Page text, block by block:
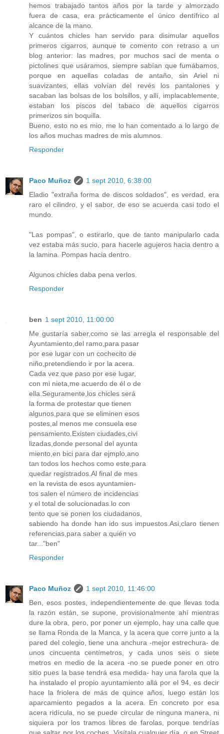
hemos trabajado tantos años por la tarde y almorzado
fuera de casa, era prácticamente el único dentífrico al
alcance de la mano.
Y cuántos chicles han servido para disimular aquellos
primeros cigarros, aunque te comento con retraso a un
blog anterior: las madres, por muchos saci de menta o
pictolines que usáramos, siempre sabían que fumábamos,
porque en aquellas coladas de antaño, sin Ariel ni
suavizantes, ellas volvían del revés los pantalones y
sacaban las bolsas de los bolsillos, y allí, implacablemente,
estaban los piscos del tabaco de aquellos cigarros
primerizos sin boquilla.
Bueno, esto no es mio, me lo han comentado a lo largo de
los años muchas madres de mis alumnos.
Responder
Paco Muñoz
1 sept 2010, 6:38:00
Eladio "extraña forma de discos soldados", es verdad, era
raro el cilindro, y el sabor, de eso se acuerda casi todo el
mundo.
"Las pompas", o estirarlo, que de tanto manipularlo cada
vez estaba más sucio, para hacerle agujeros hacia dentro a
la lamina. Pompas hacia dentro.
Algunos chicles daba pena verlos.
Responder
ben 1 sept 2010, 11:00:00
Me gustaría saber,como se las arregla el responsable del
Ayuntamiento,del ramo,para pasar
por ese lugar con un cochecito de
niño,pretendiendo ir por la acera.
Cada vez que paso por ese lugar,
con mi nieta,me acuerdo de él o de
ella.Seguramente,los chicles será
la forma de protestar que tienen
algunos,para que se eliminen esos
postes,al menos me consuela ese
pensamiento.Existen ciudades,civi
lizadas,donde personal del ayunta
miento,en bici para dar ejmplo,ano
tan todos los hechos como este,para
quedar registrados.Al final de mes
en la revista de esos ayuntamien-
tos salen el número de incidencias
y el total de solucionadas.lo con
tento que se ponen los ciudadanos,
sabiendo ha donde han ido sus impuestos.Asi,claro tienen
referencias,para saber a quién vo
tar..."ben"
Responder
Paco Muñoz
1 sept 2010, 11:46:00
Ben, esos postes, independientemente de que llevas toda
la razón están, se supone, provisionalmente ahí mientras
dure la obra, pero, por poner un ejemplo, hay una calle que
se llama Ronda de la Manca, y la acera que corre junto a la
pared del colegio, tiene una anchura -mejor estrechura- de
unos cincuenta centímetros, y cada unos seis o siete
metros en medio de la acera -no se puede poner en otro
sitio pues la base tendrá esa medida- hay una farola que la
ha instalado el propio ayuntamiento allá por el 94, es decir
hace la friolera de más de quince años, luego están los
aparcamiento pegados a la acera. En concreto por esa
acera ridícula, no se puede circular de ninguna manera, ni
siquiera por los tramos libres de farolas, porque tendrías